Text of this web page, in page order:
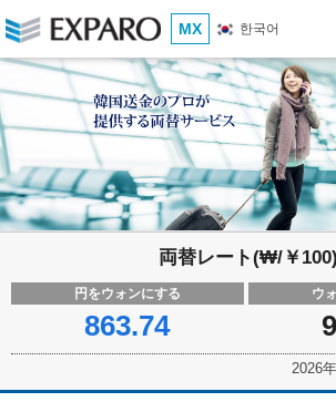
MX 한국어
両替レート(₩/￥100)
円をウォンにする
863.74
ウ
2026